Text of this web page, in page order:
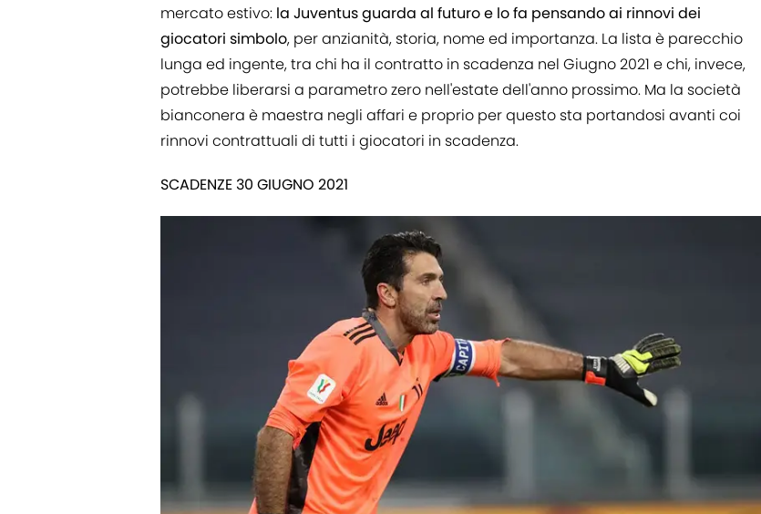
mercato estivo: la Juventus guarda al futuro e lo fa pensando ai rinnovi dei
giocatori simbolo, per anzianità, storia, nome ed importanza. La lista è parecchio
lunga ed ingente, tra chi ha il contratto in scadenza nel Giugno 2021 e chi, invece,
potrebbe liberarsi a parametro zero nell'estate dell'anno prossimo. Ma la società
bianconera è maestra negli affari e proprio per questo sta portandosi avanti coi
rinnovi contrattuali di tutti i giocatori in scadenza.
SCADENZE 30 GIUGNO 2021